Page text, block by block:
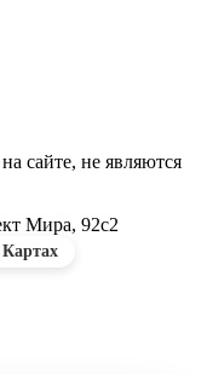
сайте, не являются
Мира, 92с2